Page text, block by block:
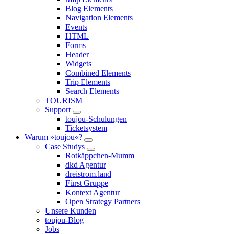
Blog Elements
Navigation Elements
Events
HTML
Forms
Header
Widgets
Combined Elements
Trip Elements
Search Elements
TOURISM
Support
toujou-Schulungen
Ticketsystem
Warum »toujou«?
Case Studys
Rotkäppchen-Mumm
dkd Agentur
dreistrom.land
Fürst Gruppe
Kontext Agentur
Open Strategy Partners
Unsere Kunden
toujou-Blog
Jobs